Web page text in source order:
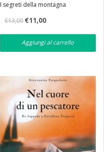
I segreti della montagna
€13,00 Il
prezzo
originale
era:
€11,00Il
attuale
è:
Aggiungi al carrello